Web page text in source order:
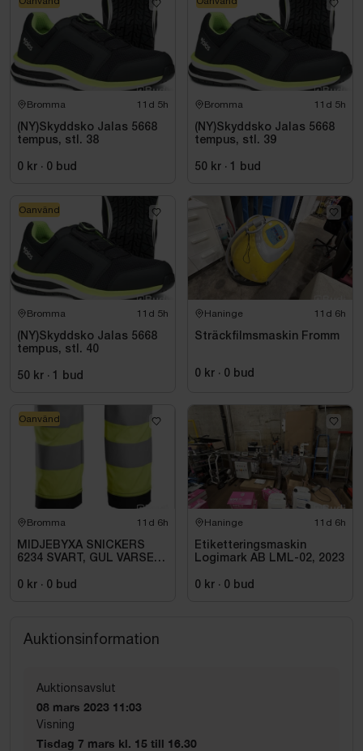
Bromma 11d 5h
(NY)Skyddsko Jalas 5668
tempus, stl. 38
0 kr · 0 bud
Bromma 11d 5h
(NY)Skyddsko Jalas 5668
tempus, stl. 39
50 kr · 1 bud
Bromma 11d 5h
(NY)Skyddsko Jalas 5668
tempus, stl. 40
50 kr · 1 bud
Oanvänd
Haninge 11d 6h
Sträckfilmsmaskin Fromm
0 kr · 0 bud
Bromma 11d 6h
MIDJEBYXA SNICKERS
6234 SVART, GUL VARSEL
0 kr · 0 bud
Oanvänd
Haninge 11d 6h
Etiketteringsmaskin
Logimark AB LML-02, 2023
0 kr · 0 bud
Auktionsinformation
Auktionsavslut
08 mars 2023 11:03
Visning
Tisdag 7 mars kl. 15 till 16.30